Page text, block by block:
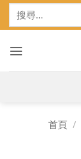
Skip
鍵
首頁 /